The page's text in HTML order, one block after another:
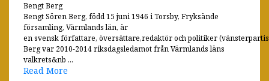
Bengt Berg
Bengt Sören Berg, född 15 juni 1946 i Torsby, Fryksände
församling, Värmlands län, är
en svensk författare, översättare,redaktör och politiker
Berg var 2010-2014 riksdagsledamot från Värmlands läns
valkrets&nb ...
Read More